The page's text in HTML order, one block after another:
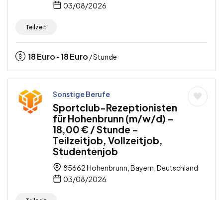
03/08/2026
Teilzeit
18Euro -18Euro / Stunde
Sonstige Berufe
Sportclub-Rezeptionisten
für Hohenbrunn (m/w/d) –
18,00 € / Stunde –
Teilzeitjob, Vollzeitjob,
Studentenjob
85662 Hohenbrunn, Bayern, Deutschland
03/08/2026